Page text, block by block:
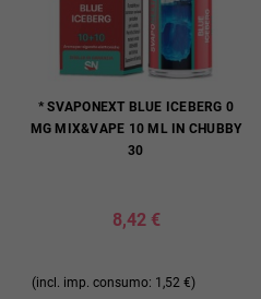
* SVAPONEXT BLUE ICEBERG 0
MG MIX&VAPE 10 ML IN CHUBBY
30
8,42 €
(incl. imp. consumo: 1,52 €)